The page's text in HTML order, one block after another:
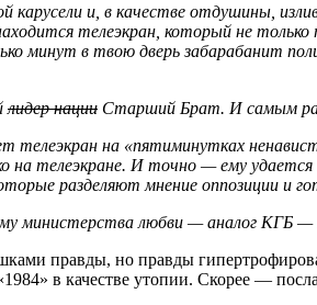
и, в качестве отдушины,
телеэкран, который не
минут в твою дверь забарабанит
лидер нации Старший Брат. И самым
на «пятиминутках
телеэкране. И точно — ему
разделяют мнение оппозиции и
министерства любви — аналог КГБ —
правды, но правды
в качестве утопии. Скорее —